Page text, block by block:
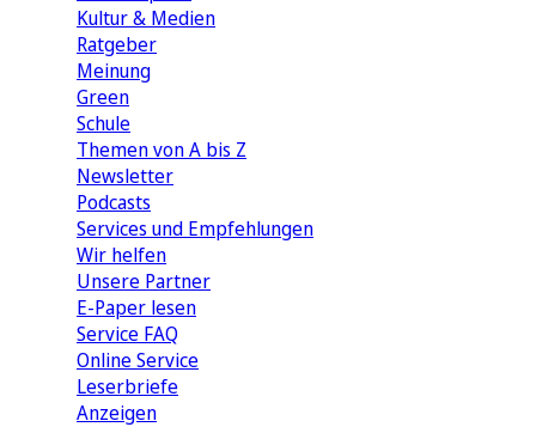
Kultur & Medien
Ratgeber
Meinung
Green
Schule
Themen von A bis Z
Newsletter
Podcasts
Services und Empfehlungen
Wir helfen
Unsere Partner
E-Paper lesen
Service FAQ
Online Service
Leserbriefe
Anzeigen